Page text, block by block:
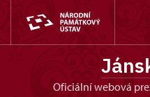
oficiální webová